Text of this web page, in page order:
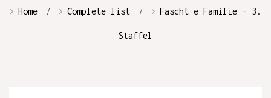
Home Complete list Fascht e Familie - 3.
Staffel